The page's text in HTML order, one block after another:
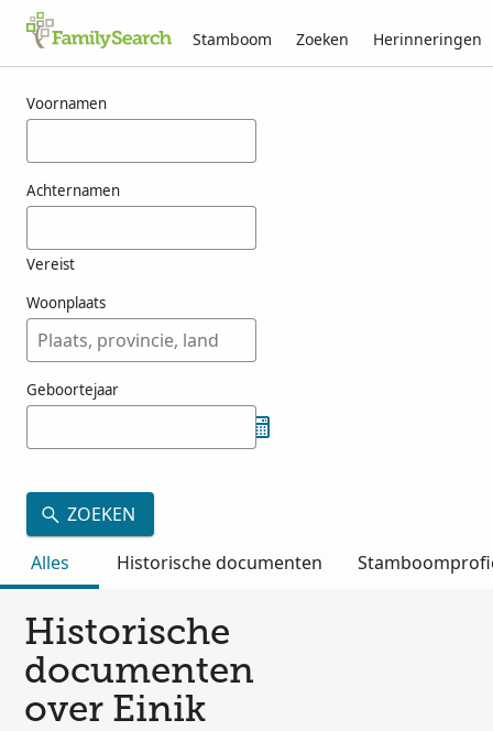
Stamboom Zoeken Herinneringen
Voornamen
Achternamen
Vereist
Woonplaats
Geboortejaar
ZOEKEN
Alles
Historische documenten
Historische
documenten
over Einik